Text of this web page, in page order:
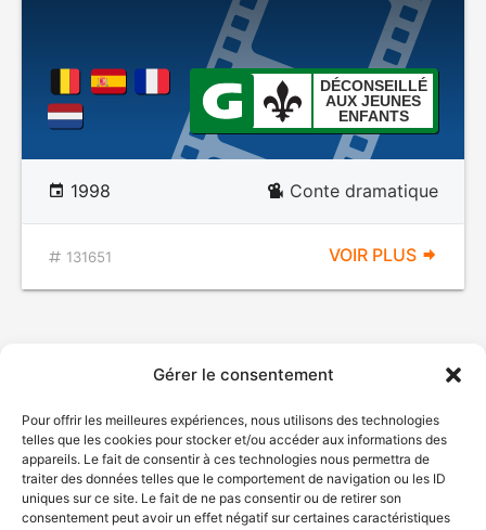
Gérer le consentement
Pour offrir les meilleures expériences, nous utilisons des technologies
telles que les cookies pour stocker et/ou accéder aux informations des
appareils. Le fait de consentir à ces technologies nous permettra de
traiter des données telles que le comportement de navigation ou les ID
uniques sur ce site. Le fait de ne pas consentir ou de retirer son
consentement peut avoir un effet négatif sur certaines caractéristiques
DÉCONSEILLÉ
AUX JEUNES
ENFANTS
1998 Conte dramatique
131651 VOIR PLUS